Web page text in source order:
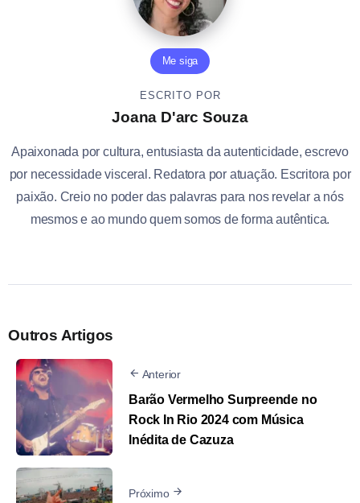
Me siga
ESCRITO POR
Joana D'arc Souza
Apaixonada por cultura, entusiasta da autenticidade, escrevo
por necessidade visceral. Redatora por atuação. Escritora por
paixão. Creio no poder das palavras para nos revelar a nós
mesmos e ao mundo quem somos de forma autêntica.
Outros Artigos
Anterior
Barão Vermelho Surpreende no
Rock In Rio 2024 com Música
Inédita de Cazuza
Próximo